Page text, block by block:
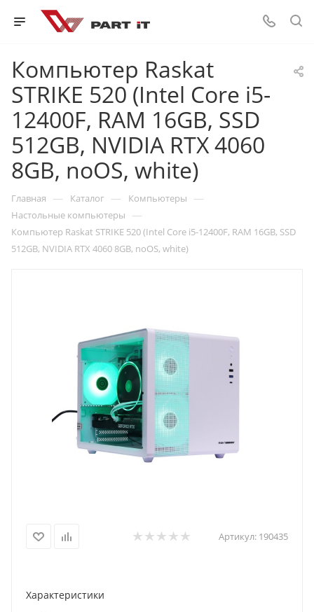
Компьютер Raskat
STRIKE 520 (Intel Core i5-
12400F, RAM 16GB, SSD
512GB, NVIDIA RTX 4060
8GB, noOS, white)
Главная — Каталог — Компьютеры —
Настольные компьютеры —
Компьютер Raskat STRIKE 520 (Intel Core i5-12400F, RAM 16GB, SSD
512GB, NVIDIA RTX 4060 8GB, noOS, white)
Артикул: 190435
Характеристики